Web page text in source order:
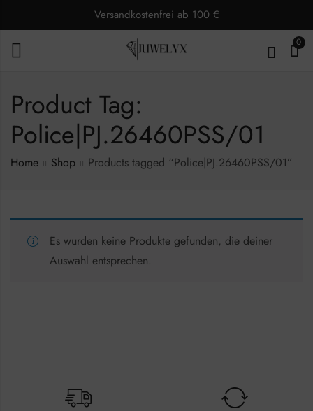
Versandkostenfrei ab 100 €
0
Product Tag:
Police|PJ.26460PSS/01
Home Shop Products tagged “Police|PJ.26460PSS/01”
Es wurden keine Produkte gefunden, die deiner
Auswahl entsprechen.